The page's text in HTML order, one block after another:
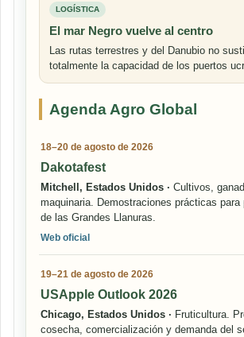
LOGÍSTICA
El mar Negro vuelve al centro
Las rutas terrestres y del Danubio no
totalmente la capacidad de los puertos
Agenda Agro Global
18–20 de agosto de 2026
Dakotafest
Mitchell, Estados Unidos · Cultivos,
maquinaria. Demostraciones prácticas para
de las Grandes Llanuras.
Web oficial
19–21 de agosto de 2026
USApple Outlook 2026
Chicago, Estados Unidos · Fruticultura.
cosecha, comercialización y demanda del